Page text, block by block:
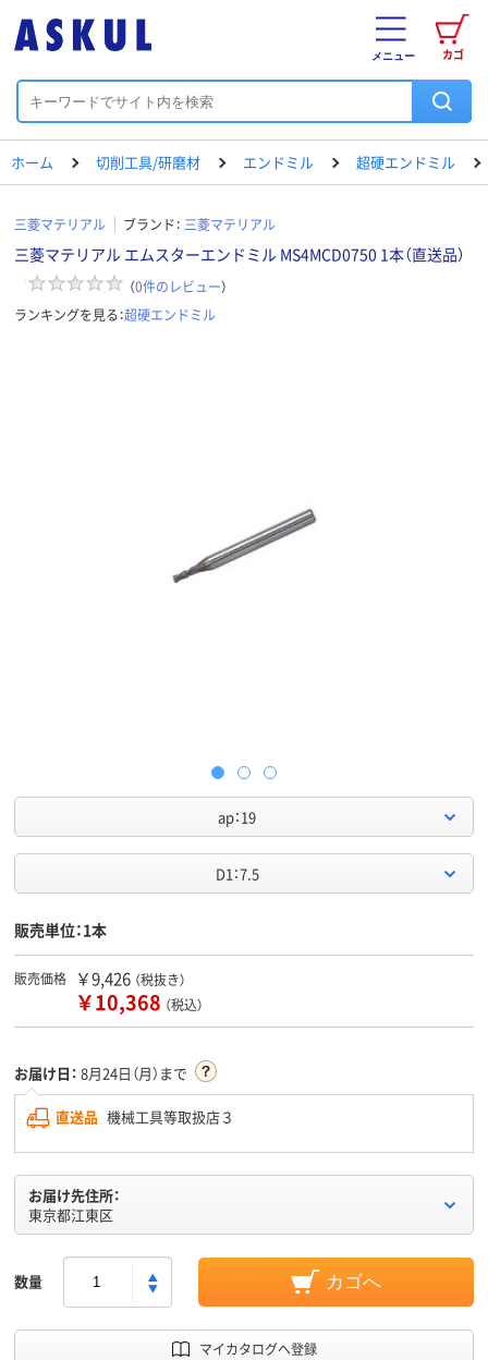
カゴ
メニュー
ホーム 切削工具/研磨材 エンドミル 超硬エンドミル
三菱マテリアル ブランド： 三菱マテリアル
三菱マテリアル エムスターエンドミル MS4MCD0750 1本（直送品）
（0件のレビュー）
ランキングを見る：超硬エンドミル
ap：19
D1：7.5
販売単位：1本
販売価格 ￥9,426 （税抜き）
￥10,368 （税込）
お届け日： 8月24日（月）まで
直送品 機械工具等取扱店３
お届け先住所：
東京都江東区
数量 カゴへ
マイカタログへ登録